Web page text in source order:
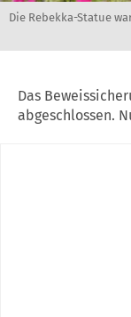
Die Rebekka-Statue
Das
abgeschlossen.